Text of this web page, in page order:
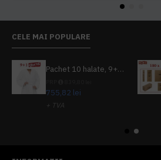
CELE MAI POPULARE
Pachet 10 halate, 9+1 gratuit
755,82 lei
+ TVA